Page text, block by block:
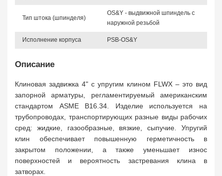
Тип штока (шпинделя)
OS&Y - выдвижной шпиндель с
наружной резьбой
Исполнение корпуса PSB-OS&Y
Описание
Клиновая задвижка 4" с упругим клином FLWX – это вид
запорной арматуры, регламентируемый американским
стандартом ASME B16.34. Изделие используется на
трубопроводах, транспортирующих разные виды рабочих
сред: жидкие, газообразные, вязкие, сыпучие. Упругий
клин обеспечивает повышенную герметичность в
закрытом положении, а также уменьшает износ
поверхностей и вероятность застревания клина в
затворах.